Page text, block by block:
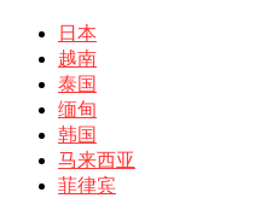
日本
越南
泰国
缅甸
韩国
马来西亚
菲律宾